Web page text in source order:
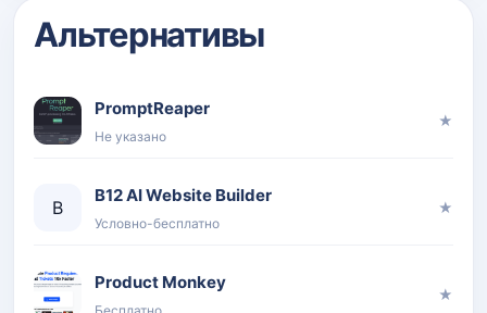
Альтернативы
PromptReaper
Не указано
★
B
B12 AI Website Builder
Условно-бесплатно
★
Product Monkey
★